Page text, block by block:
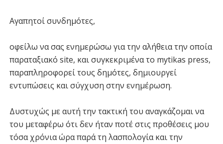
Αγαπητοί συνδημότες,
οφείλω να σας ενημερώσω για την αλήθεια την οποία
παραταξιακό site, και συγκεκριμένα το mytikas press,
παραπληροφορεί τους δημότες, δημιουργεί
εντυπώσεις και σύγχυση στην ενημέρωση.
Δυστυχώς με αυτή την τακτική του αναγκάζομαι να
του μεταφέρω ότι δεν ήταν ποτέ στις προθέσεις μου
τόσα χρόνια ώρα παρά τη λασπολογία και την